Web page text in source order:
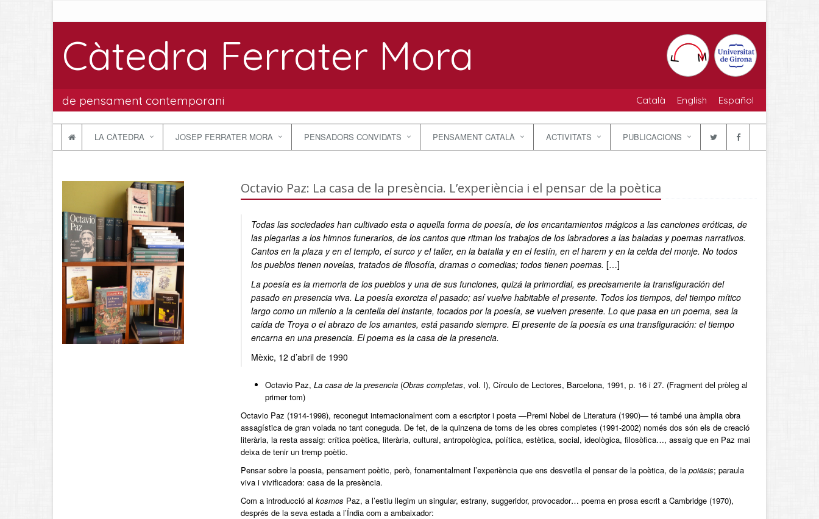
Càtedra Ferrater Mora
de pensament contemporani Català English Español
LA CÀTEDRA JOSEP FERRATER MORA PENSADORS CONVIDATS PENSAMENT CATALÀ ACTIVITATS PUBLICACIONS
Octavio Paz: La casa de la presència. L’experiència i el pensar de la poètica
Todas las sociedades han cultivado esta o aquella forma de poesía, de los encantamientos mágicos a las canciones eróticas, de
las plegarias a los himnos funerarios, de los cantos que ritman los trabajos de los labradores a las baladas y poemas narrativos.
Cantos en la plaza y en el templo, el surco y el taller, en la batalla y en el festín, en el harem y en la celda del monje. No todos
los pueblos tienen novelas, tratados de filosofía, dramas o comedias; todos tienen poemas. […]
La poesía es la memoria de los pueblos y una de sus funciones, quizá la primordial, es precisamente la transfiguración del
pasado en presencia viva. La poesía exorciza el pasado; así vuelve habitable el presente. Todos los tiempos, del tiempo mítico
largo como un milenio a la centella del instante, tocados por la poesía, se vuelven presente. Lo que pasa en un poema, sea la
caída de Troya o el abrazo de los amantes, está pasando siempre. El presente de la poesía es una transfiguración: el tiempo
encarna en una presencia. El poema es la casa de la presencia.
Mèxic, 12 d’abril de 1990
Octavio Paz, La casa de la presencia(Obras completas, vol. I), Círculo de Lectores, Barcelona, 1991, p. 16 i 27. (Fragment del pròleg al
primer tom)
Octavio Paz (1914-1998), reconegut internacionalment com a escriptor i poeta —Premi Nobel de Literatura (1990)— té també una àmplia obra
assagística de gran volada no tant coneguda. De fet, de la quinzena de toms de les obres completes (1991-2002) només dos són els de creació
literària, la resta assaig: crítica poètica, literària, cultural, antropològica, política, estètica, social, ideològica, filosòfica…, assaig que en Paz mai
deixa de tenir un tremp poètic.
Pensar sobre la poesia, pensament poètic, però, fonamentalment l’experiència que ens desvetlla el pensar de la poètica, de la poiēsis; paraula
viva i vivificadora: casa de la presència.
Com a introducció al kosmos Paz, a l’estiu llegim un singular, estrany, suggeridor, provocador… poema en prosa escrit a Cambridge (1970),
després de la seva estada a l’Índia com a ambaixador: